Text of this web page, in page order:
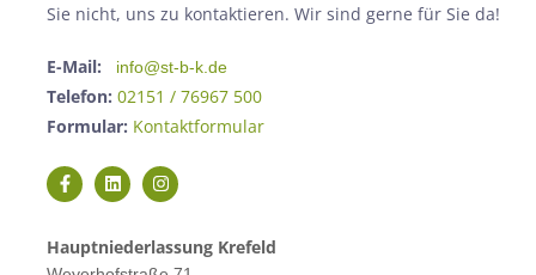
Sie nicht, uns zu kontaktieren. Wir sind gerne für Sie da!
E-Mail: info@st-b-k.de
Telefon: 02151 / 76967 500
Formular: Kontaktformular
Hauptniederlassung Krefeld